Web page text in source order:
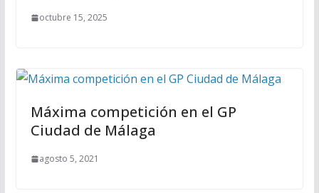
octubre 15, 2025
Máxima competición en el GP
Ciudad de Málaga
agosto 5, 2021